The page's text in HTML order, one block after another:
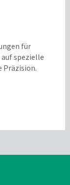
für
spezielle
Präzision.